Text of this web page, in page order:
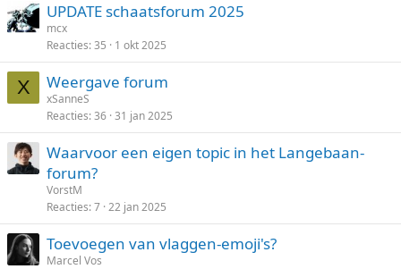
UPDATE schaatsforum 2025
mcx
Reacties 35 1 okt 2025
X Weergave forum
xSanneS
Reacties 36 31 jan 2025
Waarvoor een eigen topic in het Langebaan-
forum?
VorstM
Reacties 7 22 jan 2025
Toevoegen van vlaggen-emoji's?
Marcel Vos